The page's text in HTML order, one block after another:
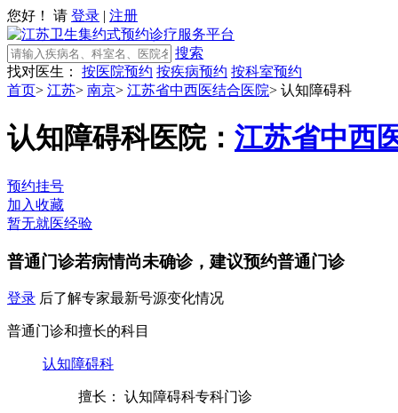
您好！ 请 登录 | 注册
搜索
找对医生：
按医院预约 按疾病预约 按科室预约
首页> 江苏> 南京> 江苏省中西医结合医院> 认知障碍科
认知障碍科医院： 江苏省中西
预约挂号
加入收藏
暂无就医经验
普通门诊若病情尚未确诊，建议预约普通门诊
登录 后了解专家最新号源变化情况
普通门诊和擅长的科目
认知障碍科
擅长： 认知障碍科专科门诊